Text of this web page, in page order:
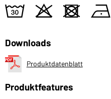
w o d n
Downloads
Produktdatenblatt
Produktfeatures